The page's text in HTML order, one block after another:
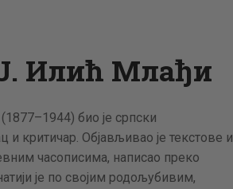
КЊИГЕ
ОД
Илић Млађи
био је српски
критичар. Објављивао је текстове и
часописима, написао преко
је по својим родољубивим,